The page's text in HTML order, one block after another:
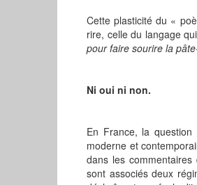
Cette plasticité du «
rire, celle du langage
pour faire sourire la
Ni oui ni non.
En France, la
moderne et
dans les
sont associés deux